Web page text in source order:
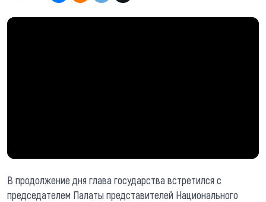
В продолжение дня глава государства встретился с
председателем Палаты представителей Национального